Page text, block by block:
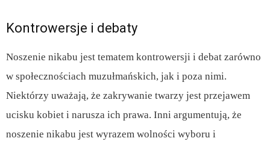
Kontrowersje i debaty
Noszenie nikabu jest tematem kontrowersji i debat zarówno
w społecznościach muzułmańskich, jak i poza nimi.
Niektórzy uważają, że zakrywanie twarzy jest przejawem
ucisku kobiet i narusza ich prawa. Inni argumentują, że
noszenie nikabu jest wyrazem wolności wyboru i